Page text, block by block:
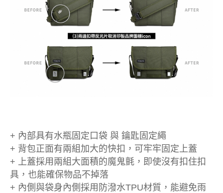
+ 內部具有水瓶固定口袋 與 鑰匙固定繩
+ 背包正面有兩組加大的快扣，可牢牢固定上蓋
+ 上蓋採用兩組大面積的魔鬼氈，即使沒有扣住扣
具，也能確保物品不掉落
+ 內側與袋身內側採用防潑水TPU材質，能避免雨